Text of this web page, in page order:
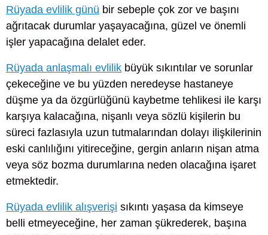
Rüyada evlilik günü bir sebeple çok zor ve başını
ağrıtacak durumlar yaşayacağına, güzel ve önemli
işler yapacağına delalet eder.
Rüyada anlaşmalı evlilik büyük sıkıntılar ve sorunlar
çekeceğine ve bu yüzden neredeyse hastaneye
düşme ya da özgürlüğünü kaybetme tehlikesi ile karşı
karşıya kalacağına, nişanlı veya sözlü kişilerin bu
süreci fazlasıyla uzun tutmalarından dolayı ilişkilerinin
eski canlılığını yitireceğine, gergin anların nişan atma
veya söz bozma durumlarına neden olacağına işaret
etmektedir.
Rüyada evlilik alışverişi sıkıntı yaşasa da kimseye
belli etmeyeceğine, her zaman şükrederek, başına